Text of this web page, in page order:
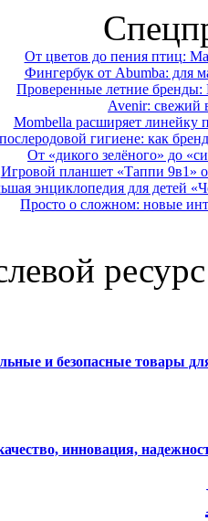
От цветов до пения птиц:
Фингербук от Abumba: для
Проверенные летние
Avenir: свежий
Mombella расширяет линейку
гигиене: как
От «дикого зелёного» до
Игровой планшет «Таппи 9в1»
энциклопедия для детей
Просто о сложном: новые
и безопасные товары
инновация,